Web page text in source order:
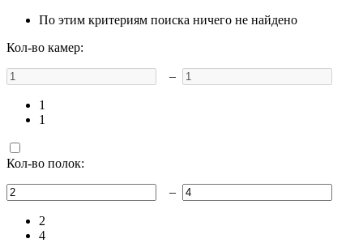
По этим критериям поиска ничего не найдено
Кол-во камер:
–
1
1
Кол-во полок:
–
2
4